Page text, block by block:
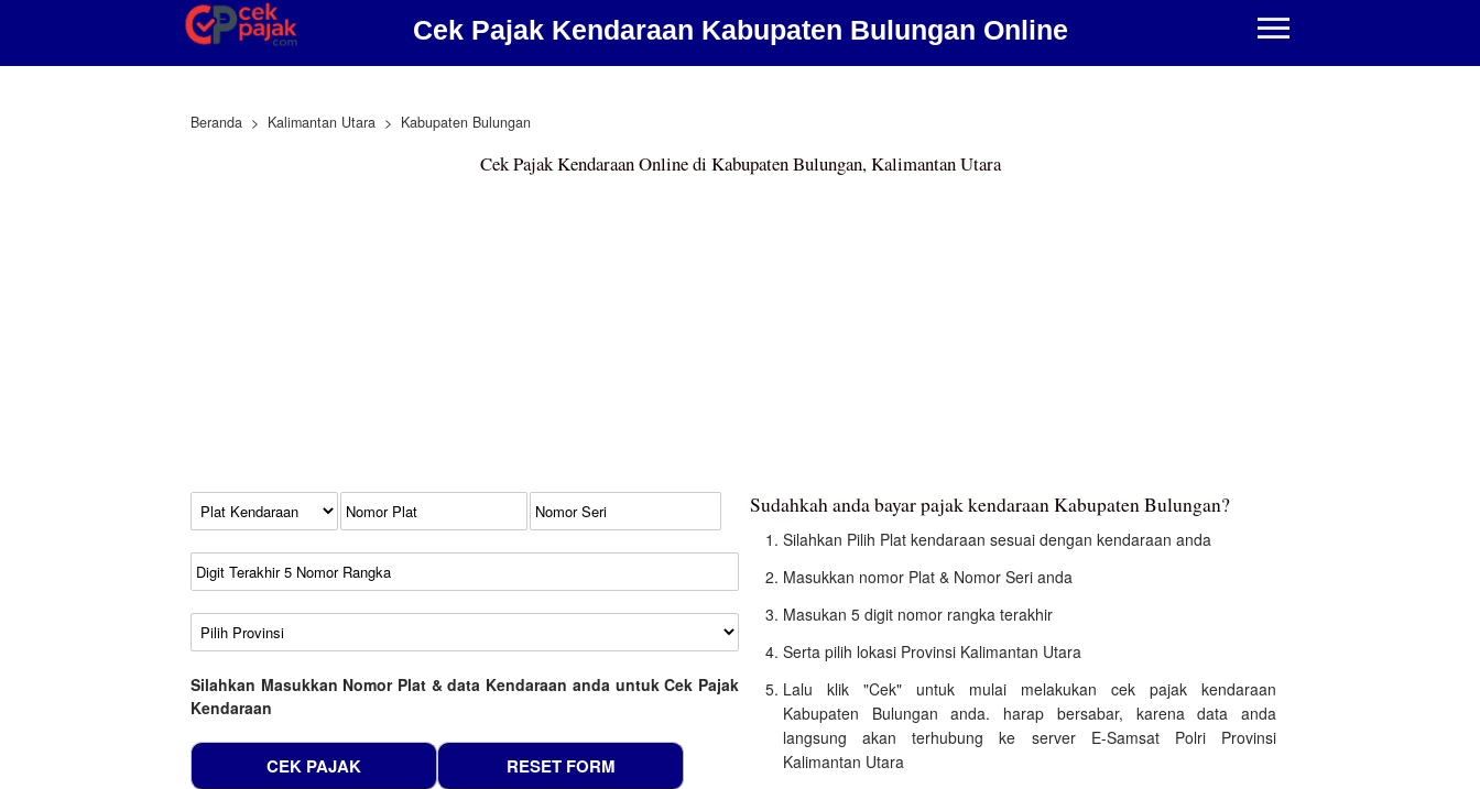
Cek Pajak Kendaraan Kabupaten Bulungan Online
Beranda Kalimantan Utara Kabupaten Bulungan
Cek Pajak Kendaraan Online di Kabupaten Bulungan, Kalimantan Utara
Kode Plat Kendaraan
No Plat
No Seri
No Rangka
Wilayah
Silahkan Masukkan Nomor Plat & data Kendaraan anda untuk Cek Pajak
Kendaraan
Sudahkah anda bayar pajak kendaraan Kabupaten Bulungan?
Silahkan Pilih Plat kendaraan sesuai dengan kendaraan anda
Masukkan nomor Plat & Nomor Seri anda
Masukan 5 digit nomor rangka terakhir
Serta pilih lokasi Provinsi Kalimantan Utara
Lalu klik "Cek" untuk mulai melakukan cek pajak kendaraan
Kabupaten Bulungan anda. harap bersabar, karena data anda
langsung akan terhubung ke server E-Samsat Polri Provinsi
Kalimantan Utara